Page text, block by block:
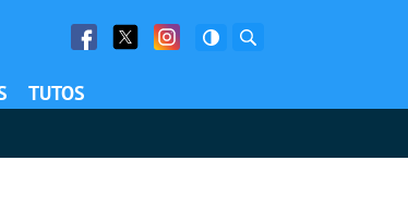
Facebook
Twitter Facebook
TUTOS